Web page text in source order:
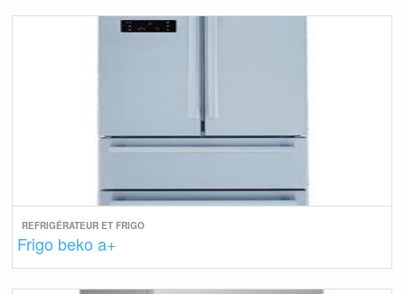
REFRIGÉRATEUR ET FRIGO
Frigo beko a+